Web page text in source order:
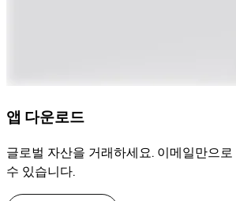
앱 다운로드
글로벌 자산을 거래하세요. 이메일만으
수 있습니다.